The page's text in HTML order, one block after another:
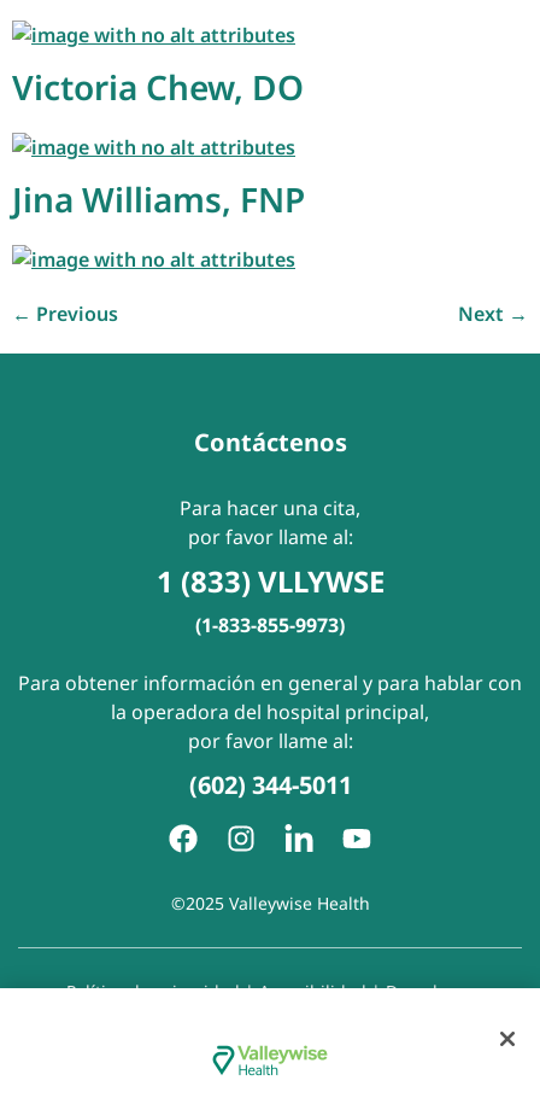
Victoria Chew, DO
Jina Williams, FNP
← Previous Next →
Contáctenos
Para hacer una cita,
por favor llame al:
1 (833) VLLYWSE
(1-833-855-9973)
Para obtener información en general y para hablar con
la operadora del hospital principal,
por favor llame al:
(602) 344-5011
©2025 Valleywise Health
Política de privacidad|Accesibilidad|Derechos y
Aviso de Prohibición de la Discriminación
Exención de responsabilidad con respecto a sitios web